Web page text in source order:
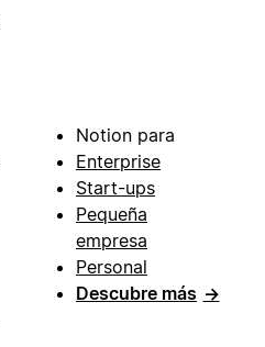
Notion para
Enterprise
Start-ups
Pequeña
empresa
Personal
Descubre más →